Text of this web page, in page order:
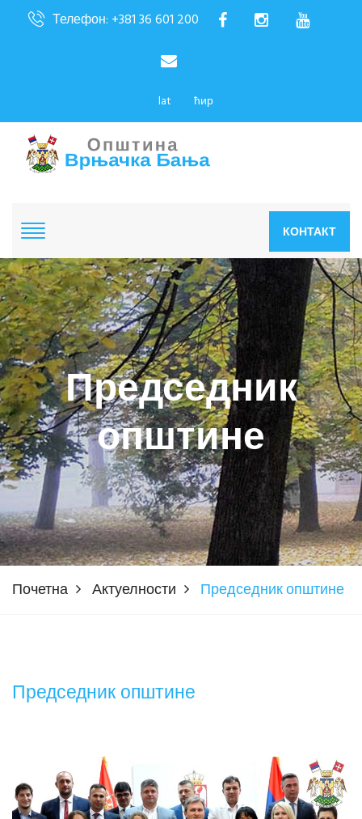
Телефон: +381 36 601 200
lat ћир
КОНТАКТ
Председник
општине
Почетна Актуелности Председник општине
Председник општине